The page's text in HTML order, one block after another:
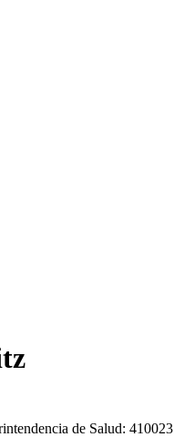
de Salud: 410023